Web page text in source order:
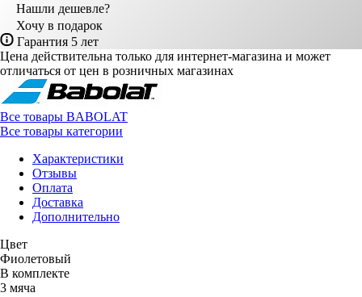
Нашли дешевле?
Хочу в подарок
Гарантия 5 лет
Цена действительна только для интернет-магазина и может
отличаться от цен в розничных магазинах
Все товары BABOLAT
Все товары категории
Характеристики
Отзывы
Оплата
Доставка
Дополнительно
Цвет
Фиолетовый
В комплекте
3 мяча